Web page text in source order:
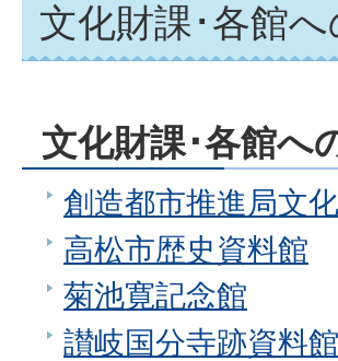
文化財課･各館へ
文化財課･各館へ
創造都市推進局文
高松市歴史資料館
菊池寛記念館
讃岐国分寺跡資料館